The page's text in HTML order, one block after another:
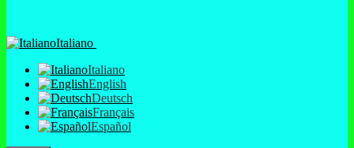
Italiano
Italiano
English
Deutsch
Français
Español